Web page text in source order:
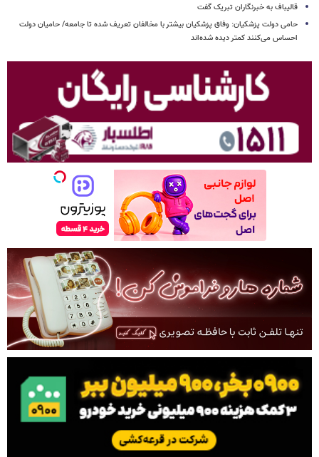
قالیباف به خبرنگاران تبریک گفت
حامی دولت پزشکیان: وفاق پزشکیان بیشتر با مخالفان تعریف شده تا جامعه/ حامیان دولت
احساس می‌کنند کمتر دیده شده‌اند